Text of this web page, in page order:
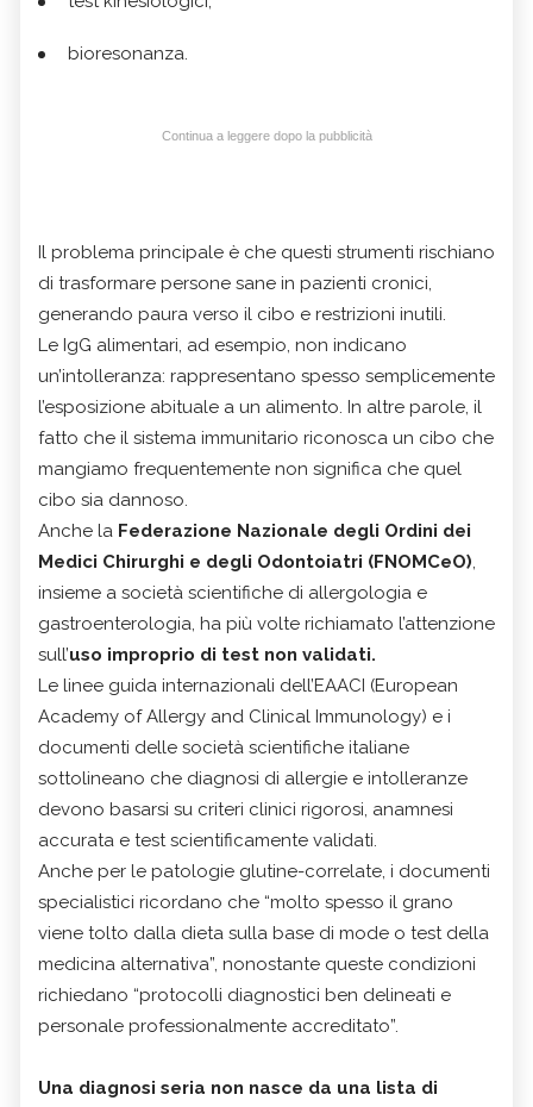
bioresonanza.
Continua a leggere dopo la pubblicità
Il problema principale è che questi strumenti rischiano
di trasformare persone sane in pazienti cronici,
generando paura verso il cibo e restrizioni inutili.
Le IgG alimentari, ad esempio, non indicano
un’intolleranza: rappresentano spesso semplicemente
l’esposizione abituale a un alimento. In altre parole, il
fatto che il sistema immunitario riconosca un cibo che
mangiamo frequentemente non significa che quel
cibo sia dannoso.
Anche la Federazione Nazionale degli Ordini dei
Medici Chirurghi e degli Odontoiatri (FNOMCeO),
insieme a società scientifiche di allergologia e
gastroenterologia, ha più volte richiamato l’attenzione
sull’uso improprio di test non validati.
Le linee guida internazionali dell’EAACI (European
Academy of Allergy and Clinical Immunology) e i
documenti delle società scientifiche italiane
sottolineano che diagnosi di allergie e intolleranze
devono basarsi su criteri clinici rigorosi, anamnesi
accurata e test scientificamente validati.
Anche per le patologie glutine-correlate, i documenti
specialistici ricordano che “molto spesso il grano
viene tolto dalla dieta sulla base di mode o test della
medicina alternativa”, nonostante queste condizioni
richiedano “protocolli diagnostici ben delineati e
personale professionalmente accreditato”.
Una diagnosi seria non nasce da una lista di